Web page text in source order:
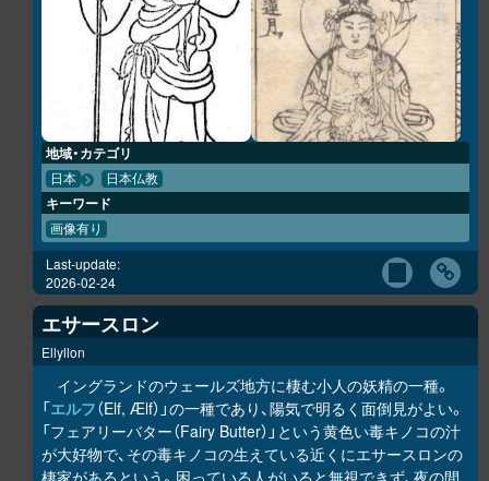
地域・カテゴリ
日本 日本仏教
キーワード
画像有り
Last-update:
2026-02-24
エサースロン
Ellyllon
イングランドのウェールズ地方に棲む小人の妖精の一種。
「エルフ（Elf, Ælf）」の一種であり、陽気で明るく面倒見がよい。
「フェアリーバター（Fairy Butter）」という黄色い毒キノコの汁
が大好物で、その毒キノコの生えている近くにエサースロンの
棲家があるという。困っている人がいると無視できず、夜の間